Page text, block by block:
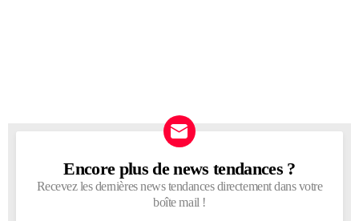
NEWSLETTER
Encore plus de news tendances ?
Recevez les dernières news tendances directement dans votre
boîte mail !